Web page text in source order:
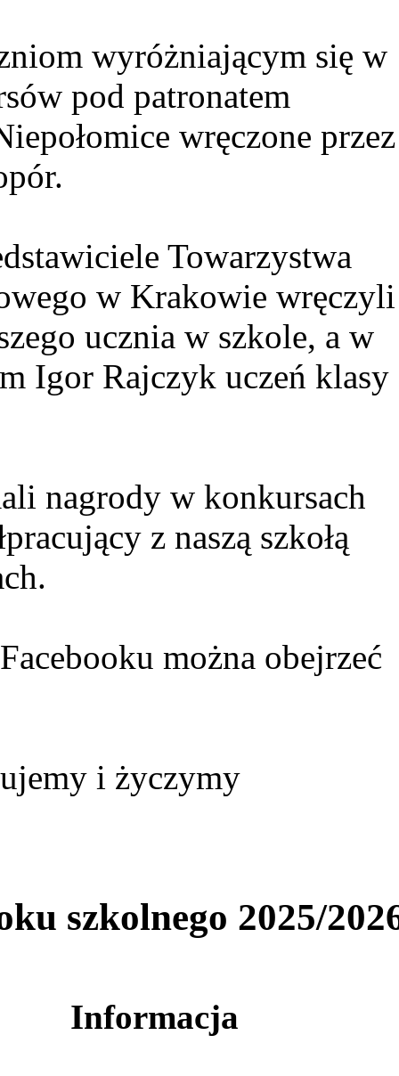
wyróżniającym się w
pod patronatem
wręczone przez
Towarzystwa
w Krakowie wręczyli
ucznia w szkole, a w
Igor Rajczyk uczeń klasy
nagrody w konkursach
z naszą szkołą
można obejrzeć
i życzymy
szkolnego 2025/
Informacja